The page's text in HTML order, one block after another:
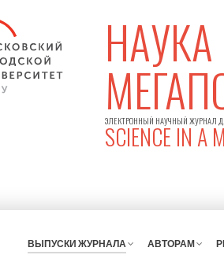
ЭЛЕКТРОННЫЙ НАУЧНЫЙ ЖУРНАЛ
SCIENCE IN A
ВЫПУСКИ ЖУРНАЛА АВТОРАМ